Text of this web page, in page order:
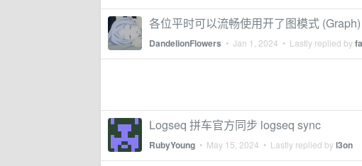
各位平时可以流畅使用开了图模式 (Graph)
DandelionFlowers • Jan 1, 2024 • Lastly replied by
Logseq 拼车官方同步 logseq sync
RubyYoung • May 15, 2024 • Lastly replied byl3on